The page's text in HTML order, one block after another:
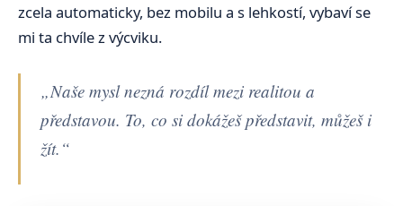
zcela automaticky, bez mobilu a s lehkostí, vybaví se
mi ta chvíle z výcviku.
„Naše mysl nezná rozdíl mezi realitou a
představou. To, co si dokážeš představit, můžeš i
žít.“